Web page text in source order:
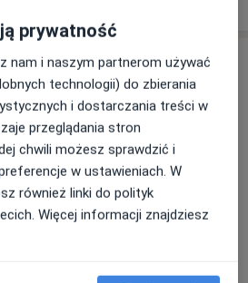
Adres 3
mapę
prywatność
nam i naszym partnerom używać
technologii) do zbierania
i dostarczania treści w
przeglądania stron
chwili możesz sprawdzić i
w ustawieniach. W
również linki do polityk
Więcej informacji znajdziesz